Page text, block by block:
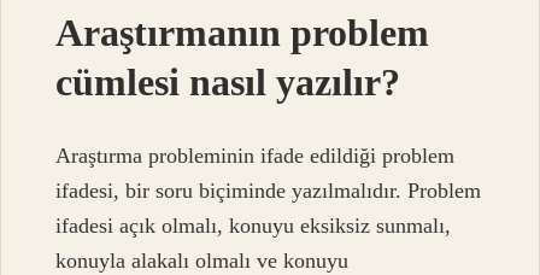
Araştırmanın problem
cümlesi nasıl yazılır?
Araştırma probleminin ifade edildiği problem
ifadesi, bir soru biçiminde yazılmalıdır. Problem
ifadesi açık olmalı, konuyu eksiksiz sunmalı,
konuyla alakalı olmalı ve konuyu